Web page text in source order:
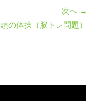
次へ →
頭の体操（脳トレ問題）